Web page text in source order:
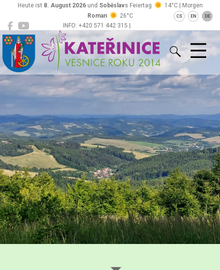
INFO: +420 571 442 315 |
ou@obeckaterinice.cz
Heute ist 8. August 2026und Soběslavs Feiertag
14°C | Morgen
Roman
26°C CS EN DE
Kateřinice